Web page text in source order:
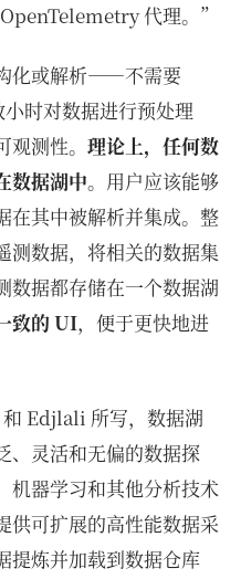
代理。”
化或解析——不需要
时对数据进行预处理
测性。 理论上，任何数
数据湖中。用户应该能够
在其中被解析并集成。整
测数据，将相关的数据集
数据都存储在一个数据湖
致的 UI，便于更快地进
Edjlali 所写，数据湖
、灵活和无偏的数据探
机器学习和其他分析技术
供可扩展的高性能数据采
提炼并加载到数据仓库